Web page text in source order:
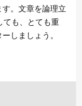
。文章を論理立
ても、とても重
しましょう。